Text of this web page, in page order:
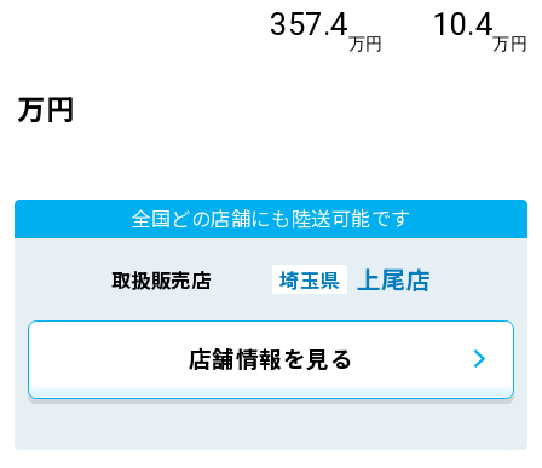
万円
357.4
万円
10.4
万円
全国どの店舗にも陸送可能です
取扱販売店 埼玉県 上尾店
店舗情報を見る